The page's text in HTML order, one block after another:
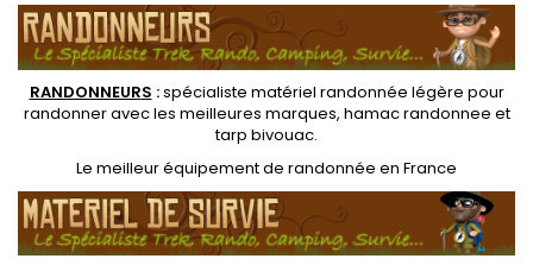
RANDONNEURS :spécialiste matériel randonnée légère pour
randonner avec les meilleures marques, hamac randonnee et
tarp bivouac.
Le meilleur équipement de randonnée en France